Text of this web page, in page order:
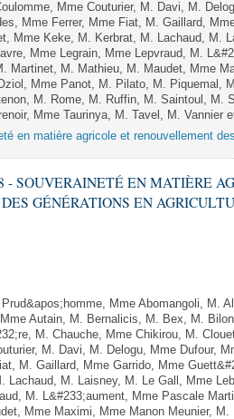
Mme Couturier, M. Davi, M.
Mme Ferrer, Mme Fiat, M. Gaillard,
Mme Keke, M. Kerbrat, M. Lachaud, M.
Mme Legrain, Mme Lepvraud, M.
Martinet, M. Mathieu, M. Maudet, Mme
Mme Panot, M. Pilato, M. Piquemal,
M. Rome, M. Ruffin, M. Saintoul, M.
Mme Taurinya, M. Tavel, M.
en matière agricole et renouvellement
- SOUVERAINETÉ EN MATIÈRE
GÉNÉRATIONS EN
Mme Abomangoli, M.
Autain, M. Bernalicis, M. Bex, M.
M. Chauche, Mme Chikirou, M.
M. Davi, M. Delogu, Mme Dufour,
M. Gaillard, Mme Garrido, Mme
Lachaud, M. Laisney, M. Le Gall, Mme
M. L&#233;aument, Mme Pascale
Mme Maximi, Mme Manon Meunier,